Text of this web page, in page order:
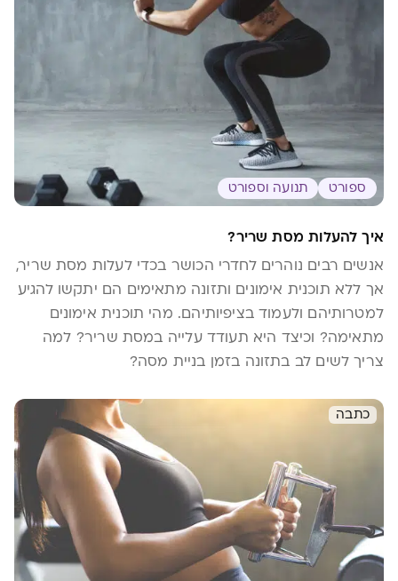
ספורט תנועה וספורט
איך להעלות מסת שריר?
אנשים רבים נוהרים לחדרי הכושר בכדי לעלות מסת שריר,
אך ללא תוכנית אימונים ותזונה מתאימים הם יתקשו להגיע
למטרותיהם ולעמוד בציפיותיהם. מהי תוכנית אימונים
מתאימה? וכיצד היא תעודד עלייה במסת שריר? למה
צריך לשים לב בתזונה בזמן בניית מסה?
כתבה